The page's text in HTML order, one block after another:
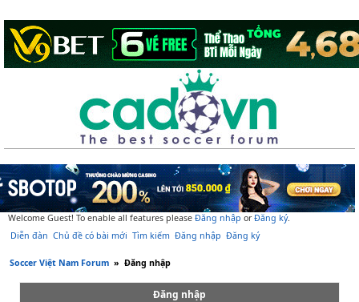
Welcome Guest! To enable all features please Đăng nhập orĐăng ký.
Diễn đàn Chủ đề có bài mới Tìm kiếm Đăng nhập Đăng ký
Soccer Việt Nam Forum » Đăng nhập
Đăng nhập